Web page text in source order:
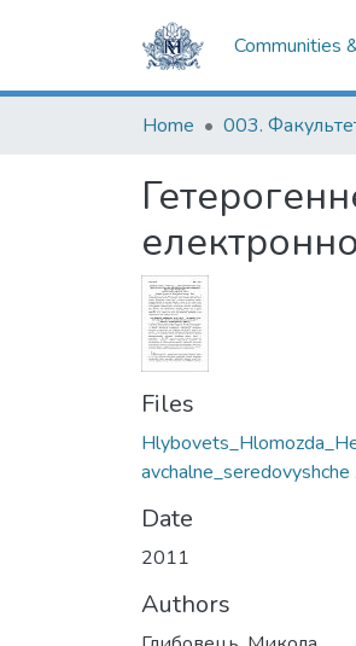
Communities
Home
Files
avchalne_seredovyshche
Date
2011
Authors